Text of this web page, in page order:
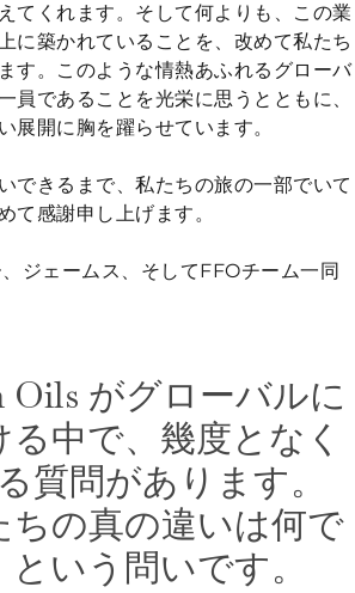
てくれます。そして何よりも、この業
に築かれていることを、改めて私たち
す。このような情熱あふれるグローバ
員であることを光栄に思うとともに、
展開に胸を躍らせています。
できるまで、私たちの旅の一部でいて
て感謝申し上げます。
ジェームス、そしてFFOチーム一同
Oils がグローバルに
中で、幾度となく
質問があります。
ちの真の違いは何で
いう問いです。